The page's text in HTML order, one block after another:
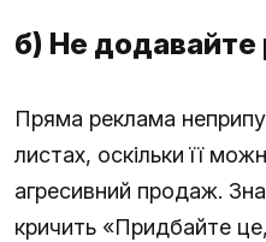
б) Не
Пряма реклама
листах, оскільки її
агресивний продаж.
кричить «Придбайте